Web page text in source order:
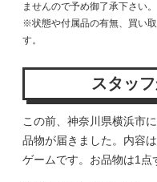
ませんので予め御了承下さい。
※状態や付属品の有無、買い
す。
スタッ
この前、神奈川県横浜市
品物が届きました。内容
ゲームです。お品物は1点